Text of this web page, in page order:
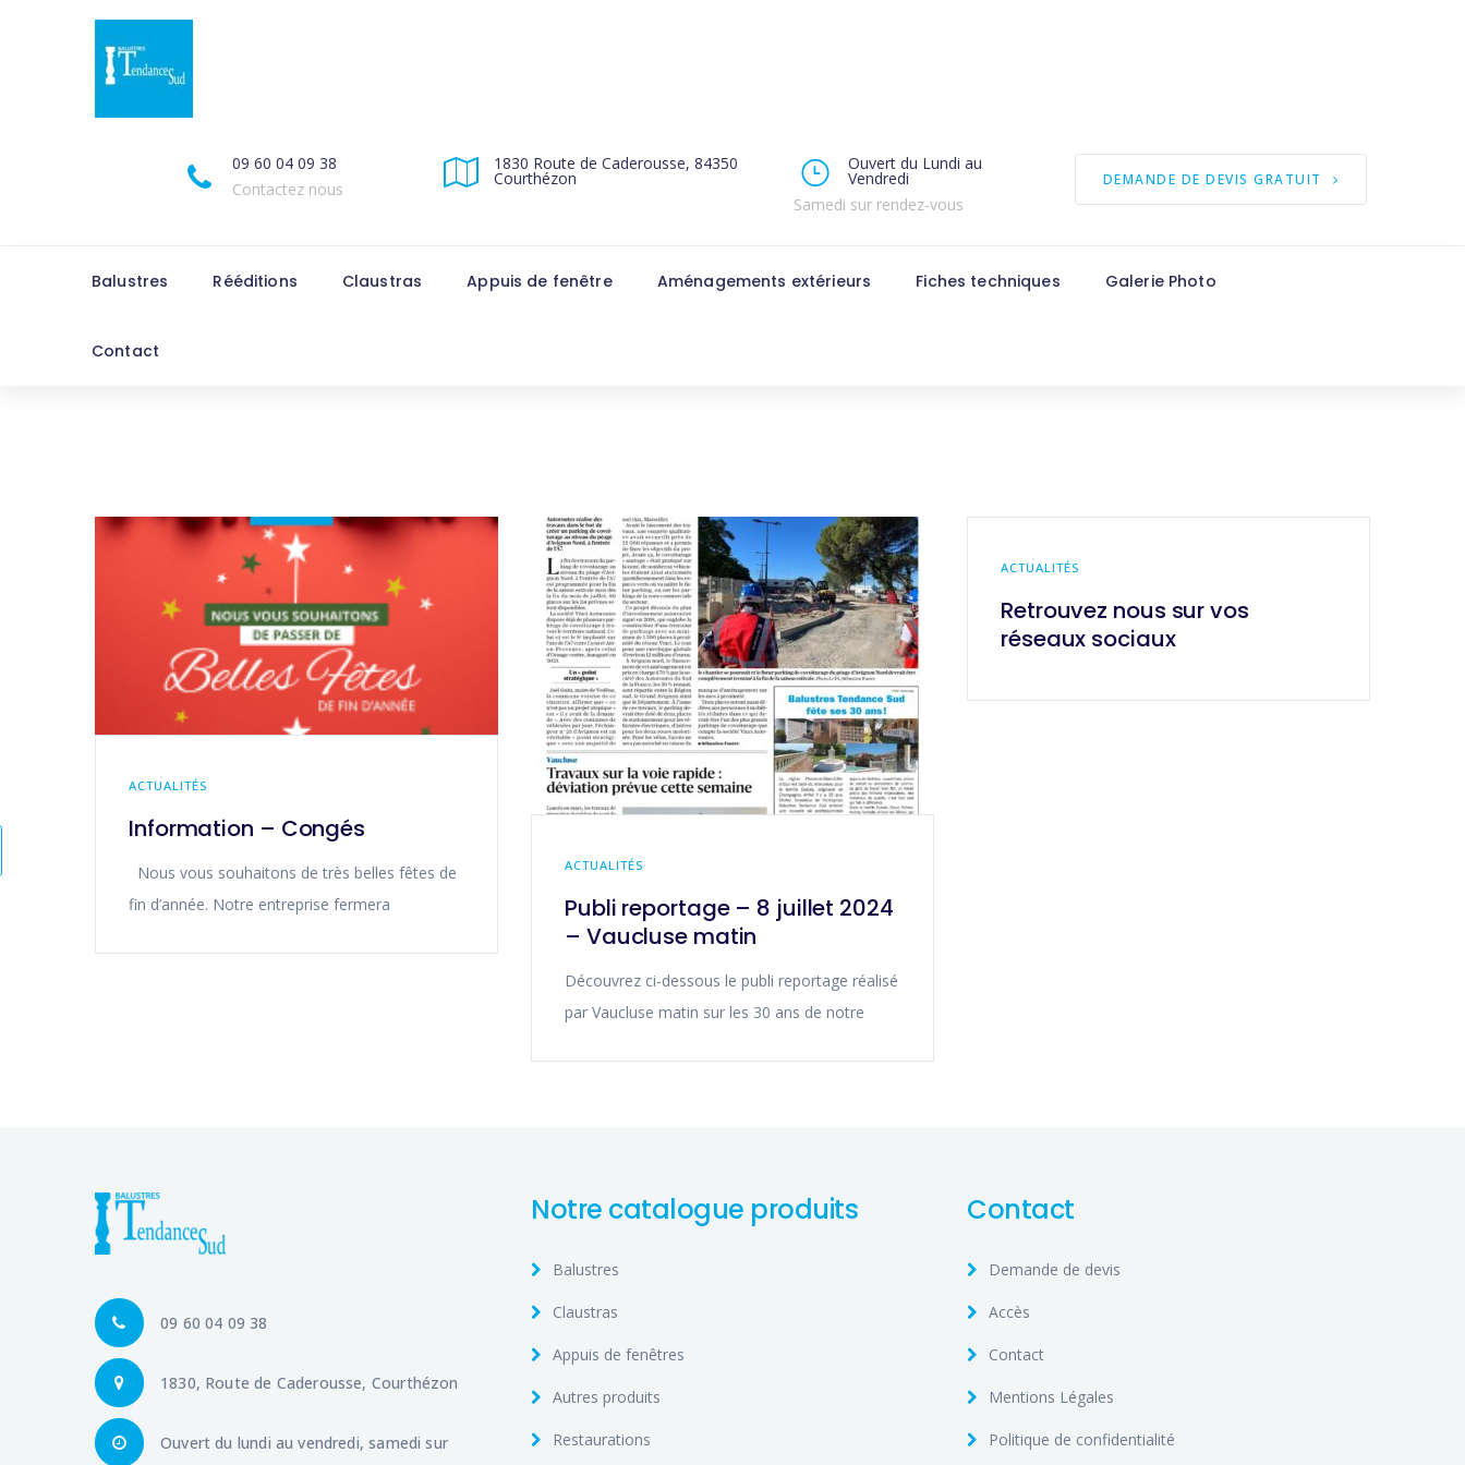
09 60 04 09 38
Contactez nous
1830 Route de Caderousse, 84350
Courthézon
Ouvert du Lundi au
Vendredi
Samedi sur rendez-vous
DEMANDE DE DEVIS GRATUIT
Balustres Rééditions Claustras Appuis de fenêtre Aménagements extérieurs Fiches techniques Galerie Photo
Contact
ACTUALITÉS
Information – Congés
Nous vous souhaitons de très belles fêtes de
fin d’année. Notre entreprise fermera
ACTUALITÉS
Publi reportage – 8 juillet 2024
– Vaucluse matin
Découvrez ci-dessous le publi reportage réalisé
par Vaucluse matin sur les 30 ans de notre
ACTUALITÉS
Retrouvez nous sur vos
réseaux sociaux
09 60 04 09 38
1830, Route de Caderousse, Courthézon
Ouvert du lundi au vendredi, samedi sur
Notre catalogue produits
Balustres
Claustras
Appuis de fenêtres
Autres produits
Restaurations
Contact
Demande de devis
Accès
Contact
Mentions Légales
Politique de confidentialité